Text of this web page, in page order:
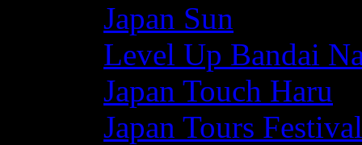
Japan Sun
Level Up Bandai
Japan Touch Haru
Japan Tours Festival